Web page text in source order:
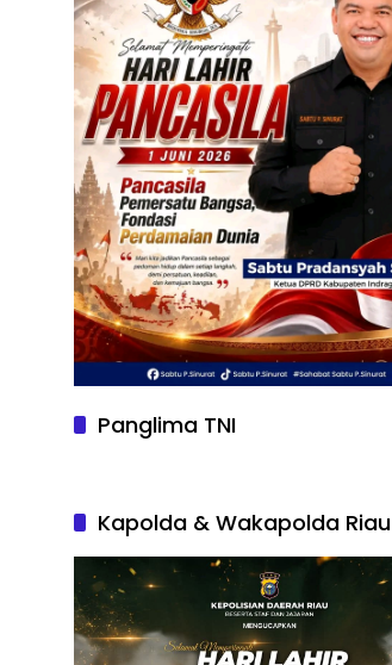
Panglima TNI
Kapolda & Wakapolda Riau